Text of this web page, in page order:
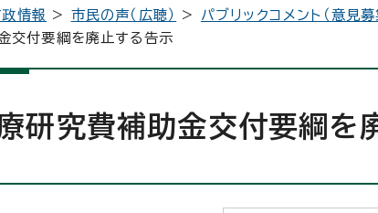
情報 > 市民の声（広聴） > パブリックコメント（意見募
交付要綱を廃止する告示
研究費補助金交付要綱を